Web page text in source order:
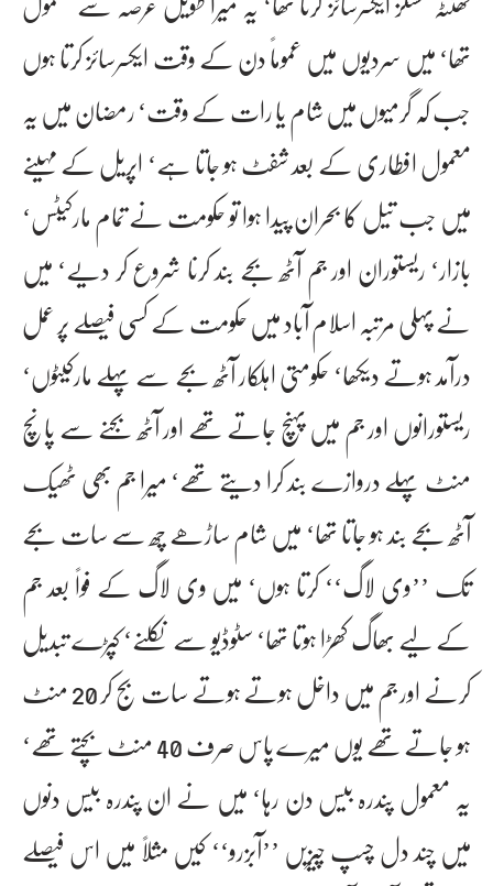
تھا‘ میں سردیوں میں عموماً دن کے وقت ایکسرسائز کرتا ہوں
جب کہ گرمیوں میں شام یا رات کے وقت‘ رمضان میں یہ
معمول افطاری کے بعد شفٹ ہو جاتا ہے‘ اپریل کے مہینے
میں جب تیل کا بحران پیدا ہوا تو حکومت نے تمام مارکیٹس‘
بازار‘ ریستوران اور جم آٹھ بجے بند کرنا شروع کر دیے‘ میں
نے پہلی مرتبہ اسلام آباد میں حکومت کے کسی فیصلے پر عمل
درآمد ہوتے دیکھا‘ حکومتی اہلکار آٹھ بجے سے پہلے مارکیٹوں‘
ریستورانوں اور جم میں پہنچ جاتے تھے اور آٹھ بجنے سے پانچ
منٹ پہلے دروازے بند کرا دیتے تھے‘ میرا جم بھی ٹھیک
آٹھ بجے بند ہو جاتا تھا‘ میں شام ساڑھے چھ سے سات بجے
تک ’’وی لاگ‘‘ کرتا ہوں‘ میں وی لاگ کے فواً بعد جم
کے لیے بھاگ کھڑا ہوتا تھا‘ سٹوڈیو سے نکلنے‘ کپڑے تبدیل
کرنے اور جم میں داخل ہوتے ہوتے سات بج کر 20 منٹ
ہو جاتے تھے یوں میرے پاس صرف 40 منٹ بچتے تھے‘
یہ معمول پندرہ بیس دن رہا‘ میں نے ان پندرہ بیس دنوں
میں چند دل چسپ چیزیں ’’آبزرو‘‘ کیں مثلاً میں اس فیصلے